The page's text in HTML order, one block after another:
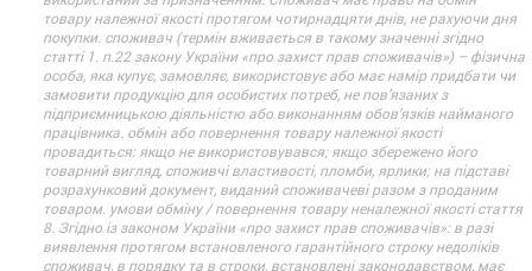
товару належної якості протягом чотирнадцяти днів, не рахуючи дня
покупки. споживач (термін вживається в такому значенні згідно
статті 1. п.22 закону України «про захист прав споживачів») – фізична
особа, яка купує, замовляє, використовує або має намір придбати чи
замовити продукцію для особистих потреб, не пов’язаних з
підприємницькою діяльністю або виконанням обов’язків найманого
працівника. обмін або повернення товару належної якості
провадиться: якщо не використовувався; якщо збережено його
товарний вигляд, споживчі властивості, пломби, ярлики; на підставі
розрахунковий документ, виданий споживачеві разом з проданим
товаром. умови обміну / повернення товару неналежної якості стаття
8. Згідно із законом України «про захист прав споживачів»: в разі
виявлення протягом встановленого гарантійного строку недоліків
споживач, в порядку та в строки, встановлені законодавством, має